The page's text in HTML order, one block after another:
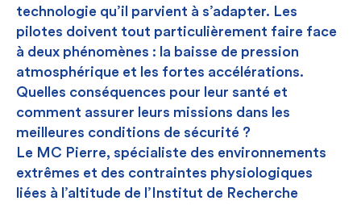
technologie qu’il parvient à s’adapter. Les
pilotes doivent tout particulièrement faire face
à deux phénomènes : la baisse de pression
atmosphérique et les fortes accélérations.
Quelles conséquences pour leur santé et
comment assurer leurs missions dans les
meilleures conditions de sécurité ?
Le MC Pierre, spécialiste des environnements
extrêmes et des contraintes physiologiques
liées à l’altitude de l’Institut de Recherche